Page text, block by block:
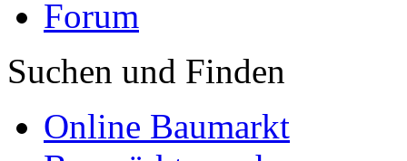
Forum
Suchen und Finden
Online Baumarkt